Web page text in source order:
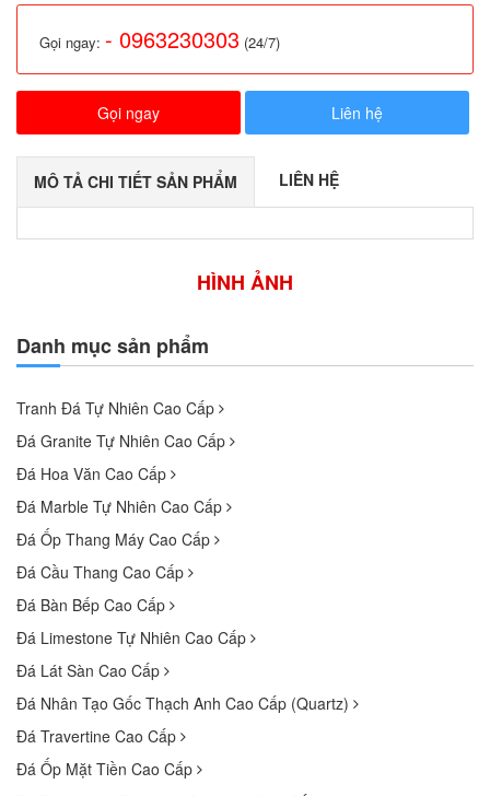
Danh mục sản phẩm
Tranh Đá Tự Nhiên Cao Cấp
Đá Granite Tự Nhiên Cao Cấp
Đá Hoa Văn Cao Cấp
Đá Marble Tự Nhiên Cao Cấp
Đá Ốp Thang Máy Cao Cấp
Đá Cầu Thang Cao Cấp
Đá Bàn Bếp Cao Cấp
Đá Limestone Tự Nhiên Cao Cấp
Đá Lát Sàn Cao Cấp
Đá Nhân Tạo Gốc Thạch Anh Cao Cấp (Quartz)
Đá Travertine Cao Cấp
Đá Ốp Mặt Tiền Cao Cấp
Gọi ngay: - 0963230303 (24/7)
Gọi ngay Liên hệ
MÔ TẢ CHI TIẾT SẢN PHẨM LIÊN HỆ
HÌNH ẢNH